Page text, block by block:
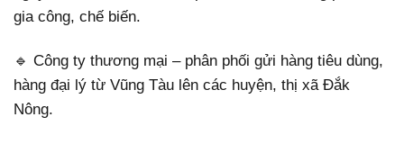
gia công, chế biến.
🔹 Công ty thương mại – phân phối gửi hàng tiêu dùng,
hàng đại lý từ Vũng Tàu lên các huyện, thị xã Đắk
Nông.